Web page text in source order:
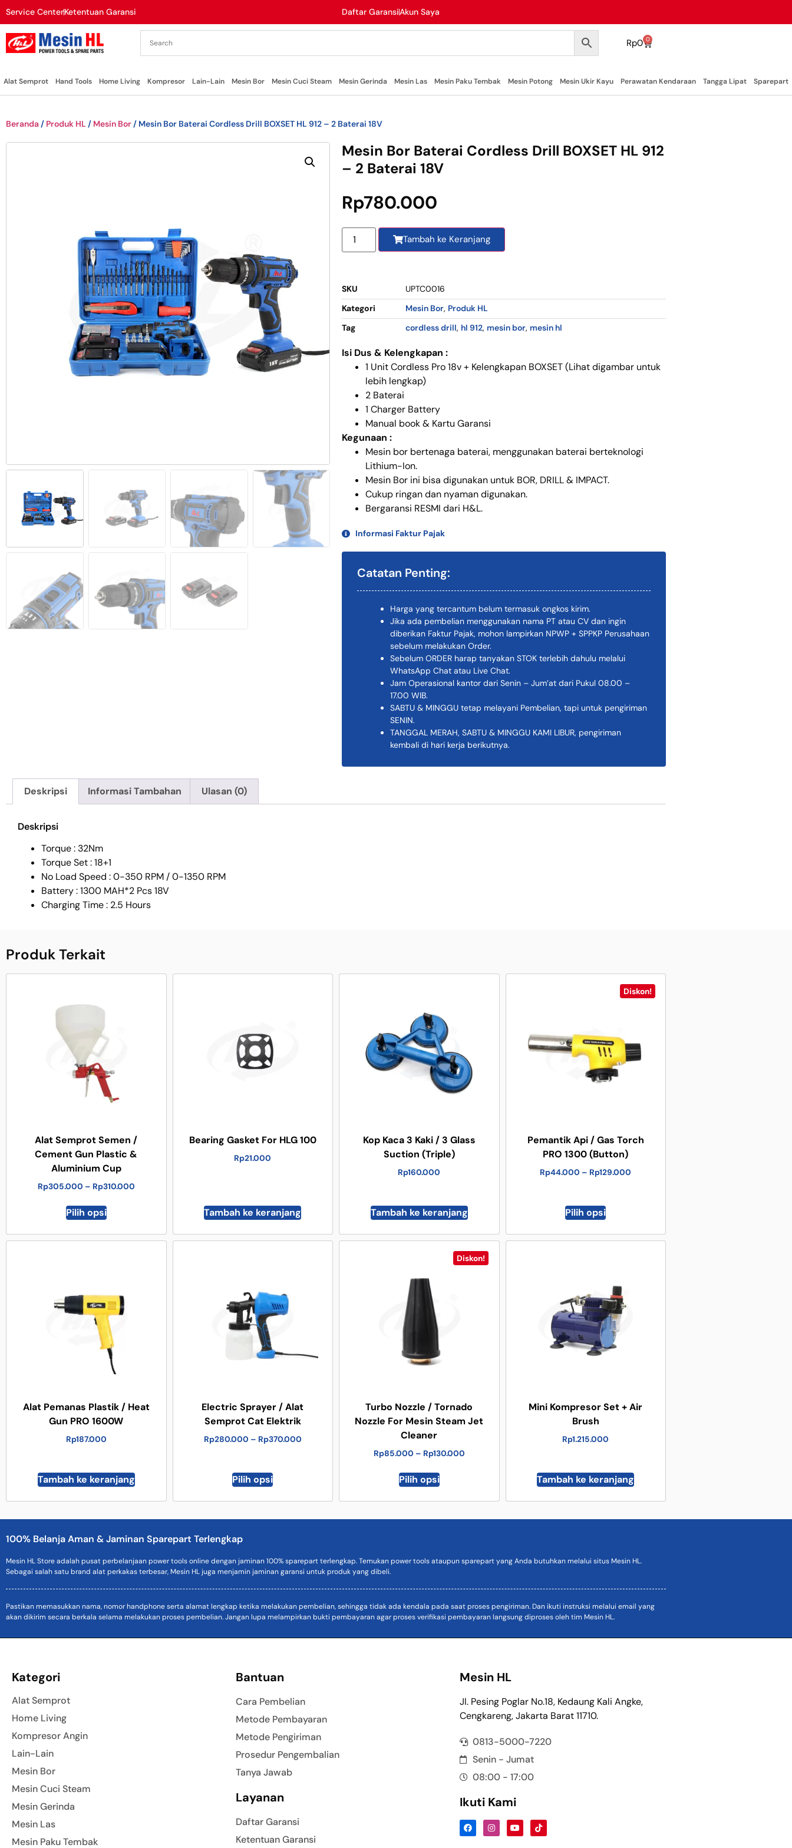
Service CenterKetentuan Garansi Daftar GaransiAkun Saya
Rp0 0
Alat Semprot Hand Tools Home Living Kompresor Lain-Lain Mesin Bor Mesin Cuci Steam Mesin Gerinda Mesin Las Mesin Paku Tembak Mesin Potong Mesin Ukir Kayu Perawatan Kendaraan Tangga Lipat Sparepart
Beranda / Produk HL / Mesin Bor / Mesin Bor Baterai Cordless Drill BOXSET HL 912 – 2 Baterai 18V
Mesin Bor Baterai Cordless Drill BOXSET HL 912
– 2 Baterai 18V
Rp780.000
Tambah ke Keranjang
SKU
UPTC0016
Kategori
Mesin Bor, Produk HL
Tag
cordless drill, hl 912, mesin bor, mesin hl
Isi Dus & Kelengkapan :
1 Unit Cordless Pro 18v + Kelengkapan BOXSET (Lihat digambar untuk
lebih lengkap)
2 Baterai
1 Charger Battery
Manual book & Kartu Garansi
Kegunaan :
Mesin bor bertenaga baterai, menggunakan baterai berteknologi
Lithium-Ion.
Mesin Bor ini bisa digunakan untuk BOR, DRILL & IMPACT.
Cukup ringan dan nyaman digunakan.
Bergaransi RESMI dari H&L.
Informasi Faktur Pajak
Catatan Penting:
Harga yang tercantum belum termasuk ongkos kirim.
Jika ada pembelian menggunakan nama PT atau CV dan ingin
diberikan Faktur Pajak, mohon lampirkan NPWP + SPPKP Perusahaan
sebelum melakukan Order.
Sebelum ORDER harap tanyakan STOK terlebih dahulu melalui
WhatsApp Chat atau Live Chat.
Jam Operasional kantor dari Senin – Jum’at dari Pukul 08.00 –
17.00 WIB.
SABTU & MINGGU tetap melayani Pembelian, tapi untuk pengiriman
SENIN.
TANGGAL MERAH, SABTU & MINGGU KAMI LIBUR, pengiriman
kembali di hari kerja berikutnya.
Deskripsi Informasi Tambahan Ulasan (0)
Deskripsi
Torque : 32Nm
Torque Set : 18+1
No Load Speed : 0-350 RPM / 0-1350 RPM
Battery : 1300 MAH*2 Pcs 18V
Charging Time : 2.5 Hours
Produk Terkait
Alat Semprot Semen /
Cement Gun Plastic &
Aluminium Cup
Rp305.000 – Rp310.000
Pilih opsi
Bearing Gasket For HLG 100
Rp21.000
Tambah ke keranjang
Kop Kaca 3 Kaki / 3 Glass
Suction (Triple)
Rp160.000
Tambah ke keranjang
Diskon!
Pemantik Api / Gas Torch
PRO 1300 (Button)
Rp44.000 – Rp129.000
Pilih opsi
Alat Pemanas Plastik / Heat
Gun PRO 1600W
Rp187.000
Tambah ke keranjang
Electric Sprayer / Alat
Semprot Cat Elektrik
Rp280.000 – Rp370.000
Pilih opsi
Diskon!
Turbo Nozzle / Tornado
Nozzle For Mesin Steam Jet
Cleaner
Rp85.000 – Rp130.000
Pilih opsi
Mini Kompresor Set + Air
Brush
Rp1.215.000
Tambah ke keranjang
100% Belanja Aman & Jaminan Sparepart Terlengkap
Mesin HL Store adalah pusat perbelanjaan power tools online dengan jaminan 100% sparepart terlengkap. Temukan power tools ataupun sparepart yang Anda butuhkan melalui situs Mesin HL.
Sebagai salah satu brand alat perkakas terbesar, Mesin HL juga menjamin jaminan garansi untuk produk yang dibeli.
Pastikan memasukkan nama, nomor handphone serta alamat lengkap ketika melakukan pembelian, sehingga tidak ada kendala pada saat proses pengiriman. Dan ikuti instruksi melalui email yang
akan dikirim secara berkala selama melakukan proses pembelian. Jangan lupa melampirkan bukti pembayaran agar proses verifikasi pembayaran langsung diproses oleh tim Mesin HL.
Kategori
Alat Semprot
Home Living
Kompresor Angin
Lain-Lain
Mesin Bor
Mesin Cuci Steam
Mesin Gerinda
Mesin Las
Mesin Paku Tembak
Bantuan
Cara Pembelian
Metode Pembayaran
Metode Pengiriman
Prosedur Pengembalian
Tanya Jawab
Layanan
Daftar Garansi
Ketentuan Garansi
Mesin HL
Jl. Pesing Poglar No.18, Kedaung Kali Angke,
Cengkareng, Jakarta Barat 11710.
0813-5000-7220
Senin - Jumat
08:00 - 17:00
Ikuti Kami